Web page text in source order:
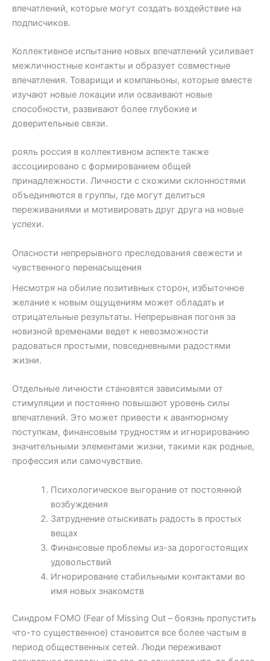
впечатлений, которые могут создать воздействие на
подписчиков.
Коллективное испытание новых впечатлений усиливает
межличностные контакты и образует совместные
впечатления. Товарищи и компаньоны, которые вместе
изучают новые локации или осваивают новые
способности, развивают более глубокие и
доверительные связи.
рояль россия в коллективном аспекте также
ассоциировано с формированием общей
принадлежности. Личности с схожими склонностями
объединяются в группы, где могут делиться
переживаниями и мотивировать друг друга на новые
успехи.
Опасности непрерывного преследования свежести и
чувственного перенасыщения
Несмотря на обилие позитивных сторон, избыточное
желание к новым ощущениям может обладать и
отрицательные результаты. Непрерывная погоня за
новизной временами ведет к невозможности
радоваться простыми, повседневными радостями
жизни.
Отдельные личности становятся зависимыми от
стимуляции и постоянно повышают уровень силы
впечатлений. Это может привести к авантюрному
поступкам, финансовым трудностям и игнорированию
значительными элементами жизни, такими как родные,
профессия или самочувствие.
Психологическое выгорание от постоянной
возбуждения
Затруднение отыскивать радость в простых
вещах
Финансовые проблемы из-за дорогостоящих
удовольствий
Игнорирование стабильными контактами во
имя новых знакомств
Синдром FOMO (Fear of Missing Out – боязнь пропустить
что-то существенное) становится все более частым в
период общественных сетей. Люди переживают